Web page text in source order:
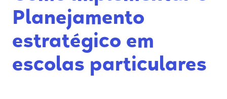
Planejamento
estratégico em
escolas particulares